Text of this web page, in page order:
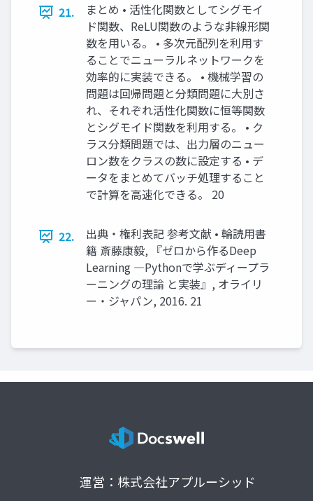
21.
まとめ • 活性化関数としてシグモイ
ド関数、ReLU関数のような非線形関
数を用いる。 • 多次元配列を利用す
ることでニューラルネットワークを
効率的に実装できる。 • 機械学習の
問題は回帰問題と分類問題に大別さ
れ、それぞれ活性化関数に恒等関数
とシグモイド関数を利用する。 • ク
ラス分類問題では、出力層のニュー
ロン数をクラスの数に設定する • デ
ータをまとめてバッチ処理すること
で計算を高速化できる。 20
22.
出典・権利表記 参考文献 • 輪読用書
籍 斎藤康毅, 『ゼロから作るDeep
Learning ―Pythonで学ぶディープラ
ーニングの理論 と実装』, オライリ
ー・ジャパン, 2016. 21
運営：株式会社アプルーシッド